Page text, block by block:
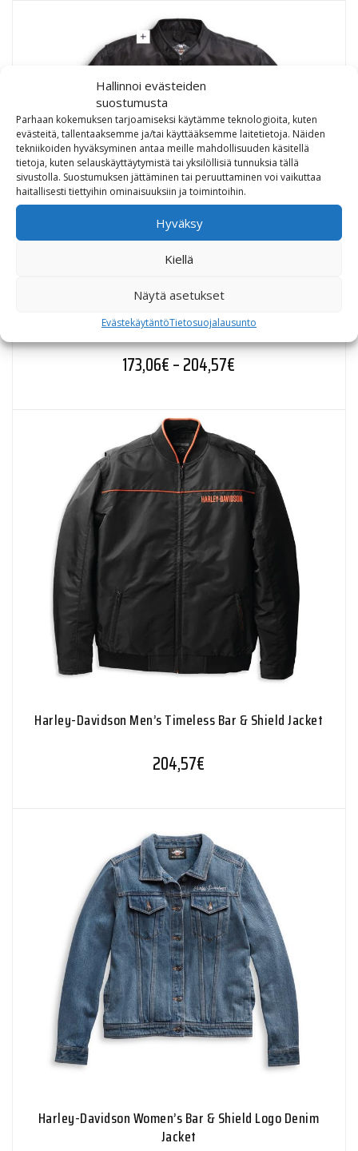
Hallinnoi evästeiden
suostumusta
Parhaan kokemuksen tarjoamiseksi käytämme teknologioita, kuten
evästeitä, tallentaaksemme ja/tai käyttääksemme laitetietoja. Näiden
tekniikoiden hyväksyminen antaa meille mahdollisuuden käsitellä
tietoja, kuten selauskäyttäytymistä tai yksilöllisiä tunnuksia tällä
sivustolla. Suostumuksen jättäminen tai peruuttaminen voi vaikuttaa
haitallisesti tiettyihin ominaisuuksiin ja toimintoihin.
Hyväksy
Kiellä
Näytä asetukset
EvästekäytäntöTietosuojalausunto
Harley-Davidson Men’s Generations Jacket
173,06€–204,57€
Harley-Davidson Men’s Timeless Bar & Shield Jacket
204,57€
Harley-Davidson Women’s Bar & Shield Logo Denim
Jacket